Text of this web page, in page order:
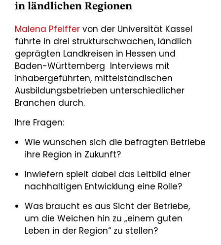
in ländlichen Regionen
Malena Pfeiffer von der Universität Kassel
führte in drei strukturschwachen, ländlich
geprägten Landkreisen in Hessen und
Baden-Württemberg Interviews mit
inhabergeführten, mittelständischen
Ausbildungsbetrieben unterschiedlicher
Branchen durch.
Ihre Fragen:
Wie wünschen sich die befragten Betriebe
ihre Region in Zukunft?
Inwiefern spielt dabei das Leitbild einer
nachhaltigen Entwicklung eine Rolle?
Was braucht es aus Sicht der Betriebe,
um die Weichen hin zu „einem guten
Leben in der Region“ zu stellen?